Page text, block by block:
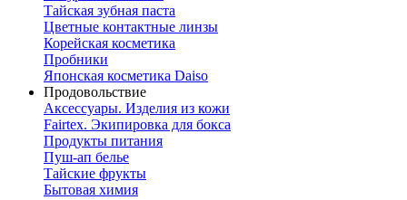
Тайская зубная паста
Цветные контактные линзы
Корейская косметика
Пробники
Японская косметика Daiso
Продовольствие
Аксессуары. Изделия из кожи
Fairtex. Экипировка для бокса
Продукты питания
Пуш-ап белье
Тайские фрукты
Бытовая химия